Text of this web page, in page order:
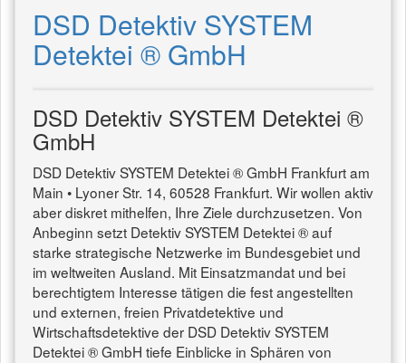
DSD Detektiv SYSTEM
Detektei ® GmbH
DSD Detektiv SYSTEM Detektei ®
GmbH
DSD Detektiv SYSTEM Detektei ® GmbH Frankfurt am
Main • Lyoner Str. 14, 60528 Frankfurt. Wir wollen aktiv
aber diskret mithelfen, Ihre Ziele durchzusetzen. Von
Anbeginn setzt Detektiv SYSTEM Detektei ® auf
starke strategische Netzwerke im Bundesgebiet und
im weltweiten Ausland. Mit Einsatzmandat und bei
berechtigtem Interesse tätigen die fest angestellten
und externen, freien Privatdetektive und
Wirtschaftsdetektive der DSD Detektiv SYSTEM
Detektei ® GmbH tiefe Einblicke in Sphären von